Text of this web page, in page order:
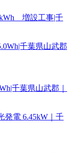
増設工事|千
千葉県山武郡｜